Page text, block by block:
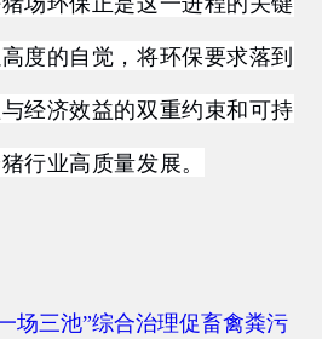
度的自觉，将环保要求落到
经济效益的双重约束和可持
行业高质量发展。
场三池”综合治理促畜禽粪污